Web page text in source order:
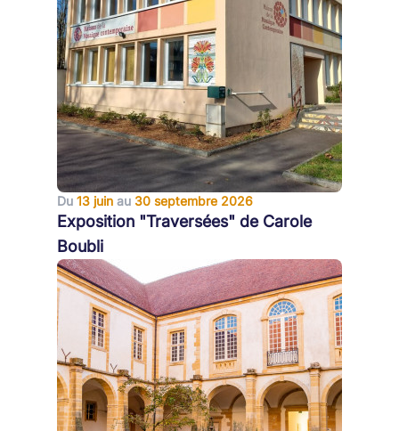
Du 13 juin au 30 septembre 2026
Exposition "Traversées" de Carole
Boubli